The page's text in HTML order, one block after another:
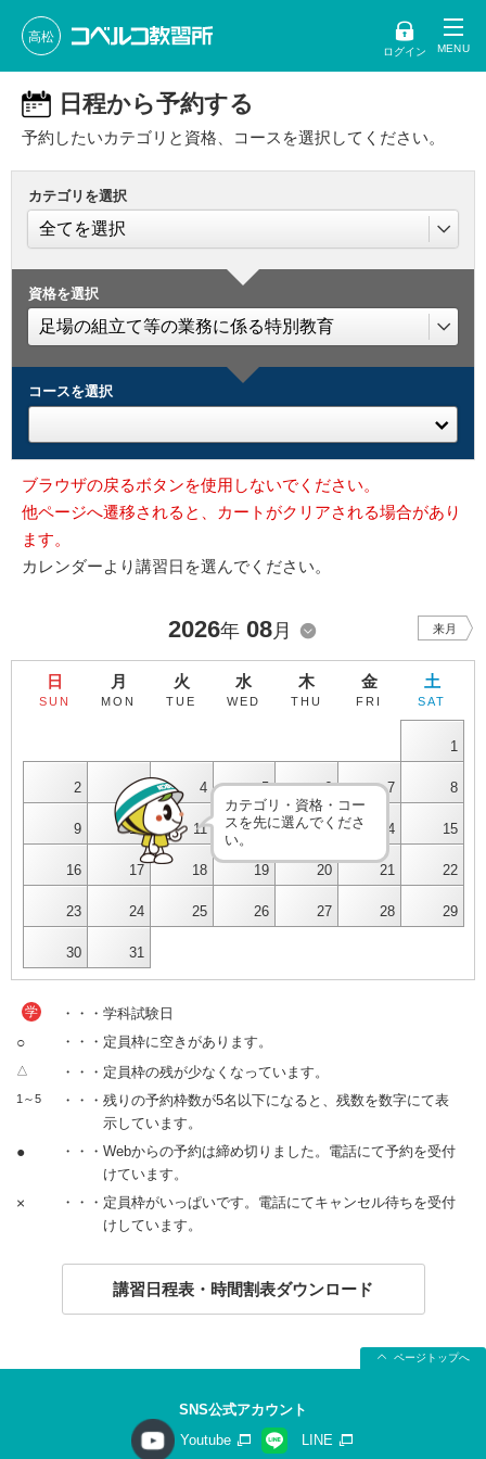
高松
ログイン
日程から予約する
予約したいカテゴリと資格、コースを選択してください。
カテゴリを選択
資格を選択
コースを選択
ブラウザの戻るボタンを使用しないでください。
他ページへ遷移されると、カートがクリアされる場合があり
ます。
カレンダーより講習日を選んでください。
2026年 08月 来月
日
SUN
月
MON
火
TUE
水
WED
木
THU
金
FRI
土
SAT
1
2 3 4 5 6 7 8
9 10 11 12 13 14 15
16 17 18 19 20 21 22
23 24 25 26 27 28 29
30 31
カテゴリ・資格・コー
スを先に選んでくださ
い。
学 ・・・学科試験日
○ ・・・定員枠に空きがあります。
△ ・・・定員枠の残が少なくなっています。
1～5
・・・残りの予約枠数が5名以下になると、残数を数字にて表
示しています。
●
・・・Webからの予約は締め切りました。電話にて予約を受付
けています。
×
・・・定員枠がいっぱいです。電話にてキャンセル待ちを受付
けしています。
講習日程表・時間割表ダウンロード
ページトップへ
SNS公式アカウント
Youtube
LINE